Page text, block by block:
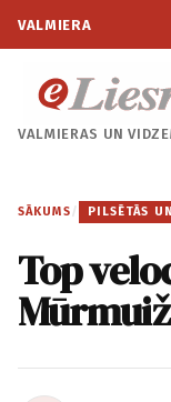
VALMIERA
VALMIERAS UN
SĀKUMS / PILSĒTĀS
Top